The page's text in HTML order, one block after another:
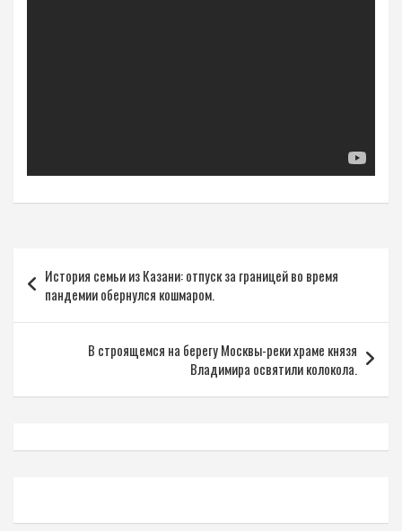
по
записям
История семьи из Казани: отпуск за границей во время
пандемии обернулся кошмаром.
В строящемся на берегу Москвы-реки храме князя
Владимира освятили колокола.